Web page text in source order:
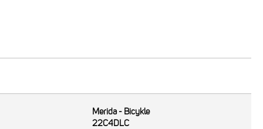
Merida - Bicykle
22C4DLC